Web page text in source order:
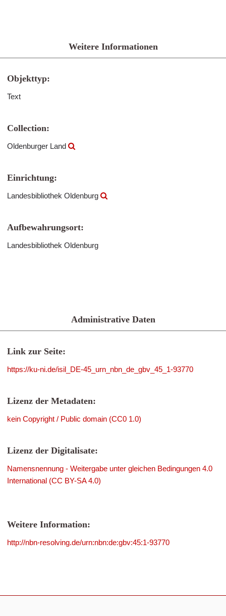
Weitere Informationen
Objekttyp:
Text
Collection:
Oldenburger Land
Einrichtung:
Landesbibliothek Oldenburg
Aufbewahrungsort:
Landesbibliothek Oldenburg
Administrative Daten
Link zur Seite:
https://ku-ni.de/isil_DE-45_urn_nbn_de_gbv_45_1-93770
Lizenz der Metadaten:
kein Copyright / Public domain (CC0 1.0)
Lizenz der Digitalisate:
Namensnennung - Weitergabe unter gleichen Bedingungen 4.0
International (CC BY-SA 4.0)
Weitere Information:
http://nbn-resolving.de/urn:nbn:de:gbv:45:1-93770